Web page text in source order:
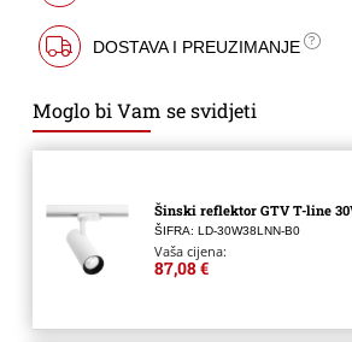
DOSTAVA I PREUZIMANJE
Moglo bi Vam se svidjeti
Šinski reflektor GTV T-line
ŠIFRA: LD-30W38LNN-B0
Vaša cijena:
87,08 €